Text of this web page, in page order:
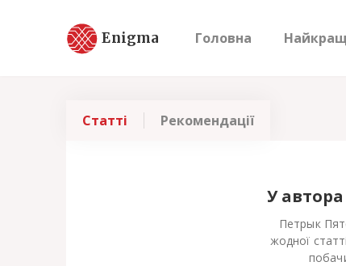
Enigma Головна
Статті Рекомендації
У
Петрык
жодної